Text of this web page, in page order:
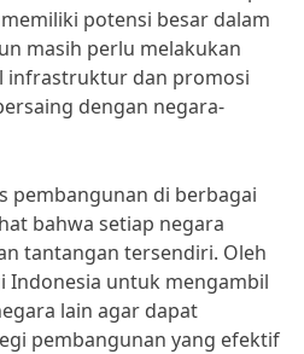
potensi besar dalam
masih perlu melakukan
infrastruktur dan promosi
dengan negara-
pembangunan di berbagai
bahwa setiap negara
tantangan tersendiri. Oleh
Indonesia untuk mengambil
lain agar dapat
pembangunan yang efektif